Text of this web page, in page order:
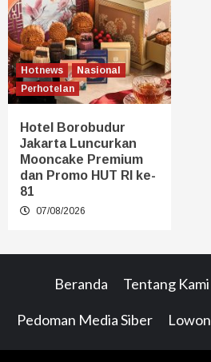
Hotnews
Nasional
Perhotelan
Hotel Borobudur
Jakarta Luncurkan
Mooncake Premium
dan Promo HUT RI ke-
81
07/08/2026
Beranda Tentang Kami
Pedoman Media Siber